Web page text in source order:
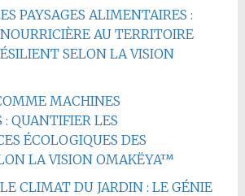
PAYSAGES ALIMENTAIRES :
AU TERRITOIRE
SELON LA VISION
MACHINES
QUANTIFIER LES
ÉCOLOGIQUES DES
LA VISION OMAKËYA™
CLIMAT DU JARDIN : LE GÉNIE